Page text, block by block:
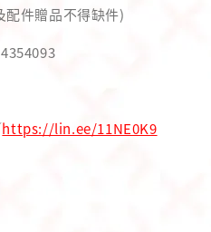
件贈品不得缺件)
https://lin.ee/11NE0K9